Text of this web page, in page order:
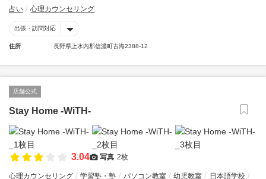
占い 心理カウンセリング
出張・訪問対応
住所 長野県上水内郡信濃町古海2388-12
店舗公式
Stay Home -WiTH-
3.04 写真 2枚
心理カウンセリング 学習塾・塾 パソコン教室 幼児教室
日本語学校